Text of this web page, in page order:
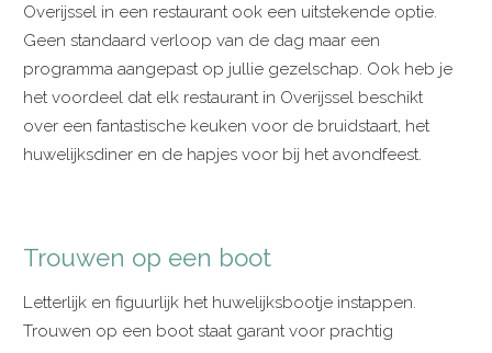
Overijssel in een restaurant ook een uitstekende optie.
Geen standaard verloop van de dag maar een
programma aangepast op jullie gezelschap. Ook heb je
het voordeel dat elk restaurant in Overijssel beschikt
over een fantastische keuken voor de bruidstaart, het
huwelijksdiner en de hapjes voor bij het avondfeest.
Trouwen op een boot
Letterlijk en figuurlijk het huwelijksbootje instappen.
Trouwen op een boot staat garant voor prachtig